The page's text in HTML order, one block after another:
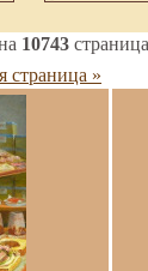
10743
страница »